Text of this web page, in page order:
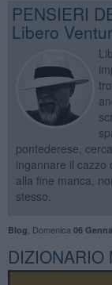
PENSIERI
Libero
pontederese,
ingannare il cazzo
alla fine manca,
stesso.
Blog Domenica 06